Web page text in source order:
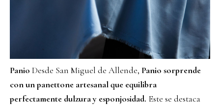
Panio Desde San Miguel de Allende, Panio sorprende
con un panettone artesanal que equilibra
perfectamente dulzura y esponjosidad. Este se destaca